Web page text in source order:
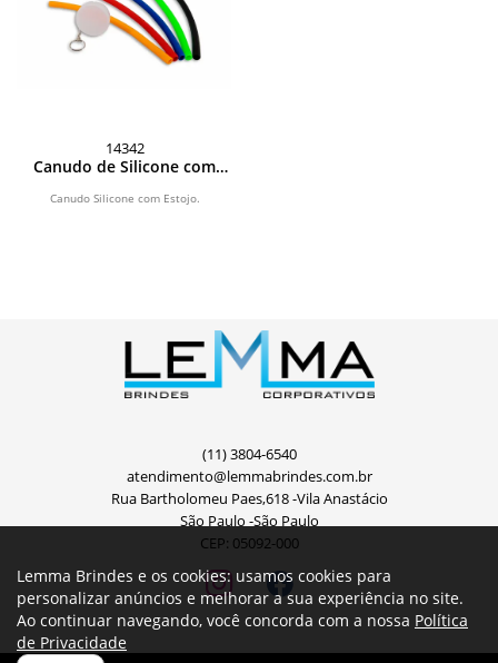
14342
Canudo de Silicone com
Canudo Silicone com Estojo.
(11) 3804-6540
atendimento@lemmabrindes.com.br
Rua Bartholomeu Paes,618 -Vila Anastácio
São Paulo -São Paulo
CEP: 05092-000
Lemma Brindes e os cookies: usamos cookies para
personalizar anúncios e melhorar a sua experiência no site.
Ao continuar navegando, você concorda com a nossa Política
de Privacidade